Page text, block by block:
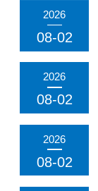
2026
08-02
2026
08-02
2026
08-02